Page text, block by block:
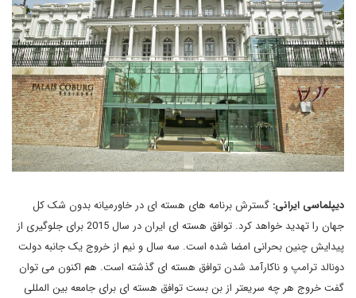
دیپلماسی ایرانی: گسترش برنامه های هسته ای در خاورمیانه بدون شک کل
جهان را تهدید خواهد کرد. توافق هسته ای ایران در سال 2015 برای جلوگیری از
پیدایش چنین بحرانی امضا شده است. سه سال و نیم از خروج یک جانبه دولت
دونالد ترامپ و ناکارآمد شدن توافق هسته ای گذشته است. هم اکنون می توان
گفت خروج هر چه سریعتر از بن بست توافق هسته ای برای جامعه بین المللی